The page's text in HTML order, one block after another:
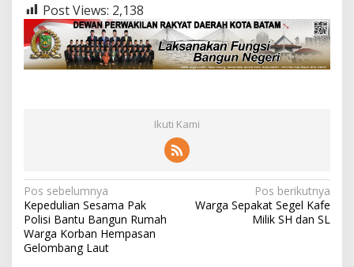
Post Views: 2,138
Ikuti Kami
N
a
v
Pos sebelumnya
Kepedulian Sesama Pak
Polisi Bantu Bangun Rumah
Warga Korban Hempasan
Gelombang Laut
Pos berikutnya
Warga Sepakat Segel Kafe
Milik SH dan SL